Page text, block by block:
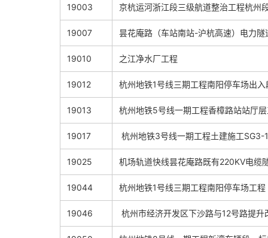
19003 京杭运河浙江段三级航道整治工程
19007 昙花庵路（车站南站-沪杭高速）电力隧
19010 之江净水厂工程
19012 杭州地铁1号线三期工程南阳停车场出
19013 杭州地铁5号线一期工程香樟路站站厅
19017 杭州地铁3号线一期工程土建施工SG3-
19025 机场轨道快线昙花庵路既有220KV电缆
19044 杭州地铁1号线三期工程南阳停车场工程
19046 杭州市经济开发区下沙路与12号路提